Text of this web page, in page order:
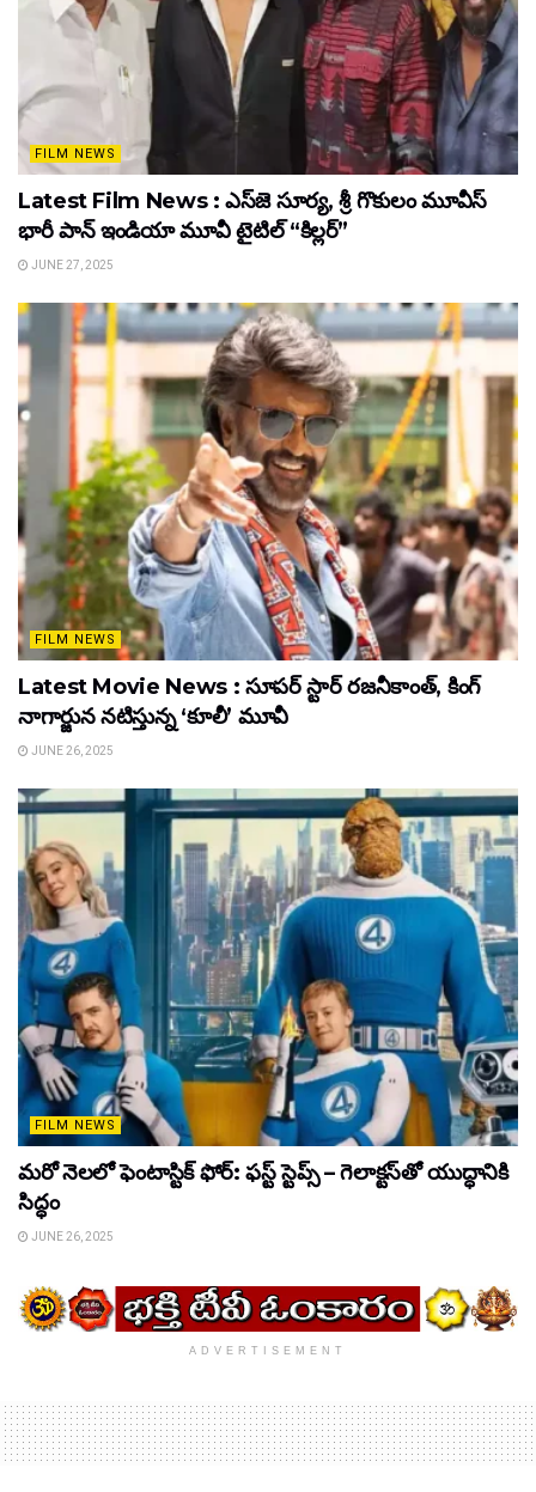
FILM NEWS
Latest Film News : ఎస్‌జె సూర్య, శ్రీ గొకులం మూవీస్‌
భారీ పాన్‌ ఇండియా మూవీ టైటిల్ “కిల్లర్”
JUNE 27, 2025
FILM NEWS
Latest Movie News : సూపర్ స్టార్ రజనీకాంత్, కింగ్
నాగార్జున నటిస్తున్న ‘కూలీ’ మూవీ
JUNE 26, 2025
FILM NEWS
మరో నెలలో ఫెంటాస్టిక్ ఫోర్: ఫస్ట్ స్టెప్స్ – గెలాక్టస్‌తో యుద్ధానికి
సిద్ధం
JUNE 26, 2025
ADVERTISEMENT